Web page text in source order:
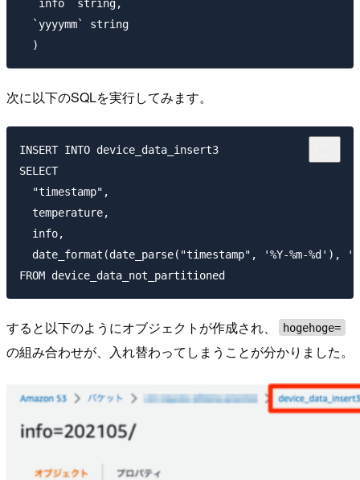
  `info` string,
  `yyyymm` string
次に以下のSQLを実行してみます。
INSERT INTO device_data_insert3
SELECT
  "timestamp",
  temperature,
  info,
date_format(date_parse("timestamp", '%Y-%m-%d'),
すると以下のようにオブジェクトが作成され、 hogehoge=
の組み合わせが、入れ替わってしまうことが分かりました。